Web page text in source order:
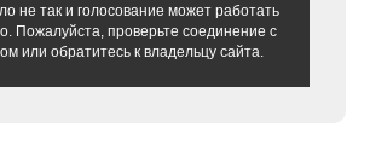
не так и голосование может работать
Пожалуйста, проверьте соединение с
или обратитесь к владельцу сайта.